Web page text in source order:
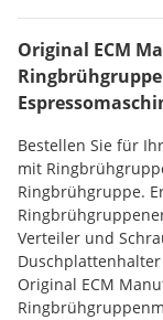
Original ECM
Bestellen Sie für
mit
Ringbrühgruppe.
Verteiler und
Original ECM